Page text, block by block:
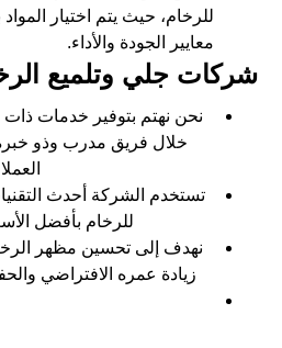
للرخام، حيث يتم اختيار المواد
معايير الجودة والأداء.
شركات جلي وتلميع
نحن نهتم بتوفير خدمات
خلال فريق مدرب وذو خبرة
تستخدم الشركة أحدث
للرخام بأفضل
نهدف إلى تحسين مظهر
زيادة عمره الافتراضي